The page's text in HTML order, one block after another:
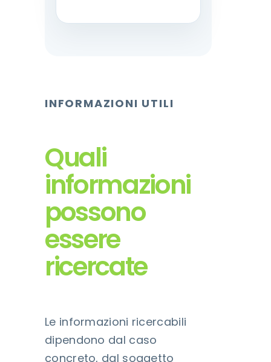
INFORMAZIONI UTILI
Quali
informazioni
possono
essere
ricercate
Le informazioni ricercabili
dipendono dal caso
concreto, dal soggetto